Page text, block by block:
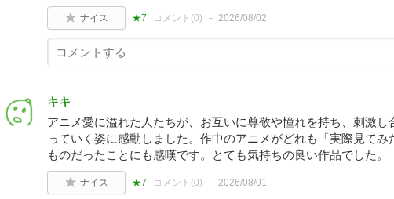
ナイス ★7 コメント(0) 2026/08/02
キキ
アニメ愛に溢れた人たちが、お互いに尊敬や憧れを持ち、刺激し
っていく姿に感動しました。作中のアニメがどれも「実際見てみ
ものだったことにも感嘆です。とても気持ちの良い作品でした。
ナイス ★7 コメント(0) 2026/08/01